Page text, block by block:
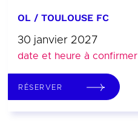
OL / TOULOUSE FC
30 janvier 2027
date et heure à confirmer
RÉSERVER